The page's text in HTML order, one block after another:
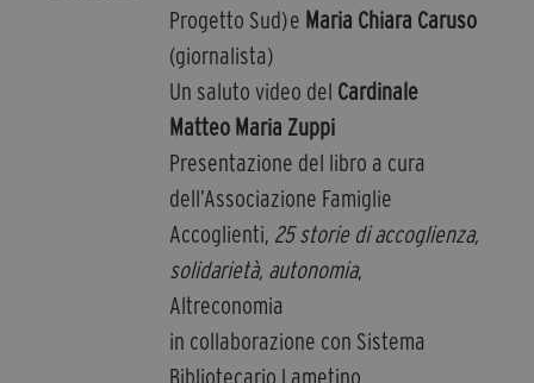
Progetto Sud) e Maria Chiara Caruso
(giornalista)
Un saluto video del Cardinale
Matteo Maria Zuppi
Presentazione del libro a cura
dell’Associazione Famiglie
Accoglienti, 25 storie di accoglienza,
solidarietà, autonomia,
Altreconomia
in collaborazione con Sistema
Bibliotecario Lametino